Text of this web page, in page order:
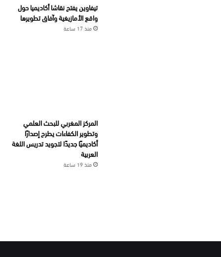
تيفاوين يفتح نقاشا أكاديميا حول
واقع الأمازيغية وآفاق تطويرها
منذ 17 ساعة
المركز المغربي للبحث العلمي
وتطوير الكفاءات يطرح إصدارًا
أكاديميًا جديدًا لتجويد تدريس اللغة
العربية
منذ 19 ساعة